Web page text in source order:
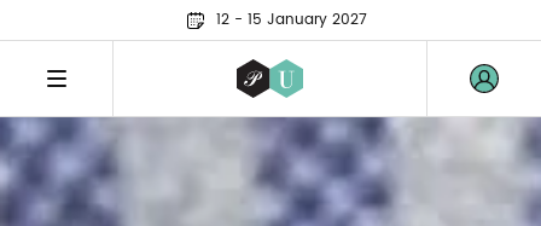
12 - 15 January 2027